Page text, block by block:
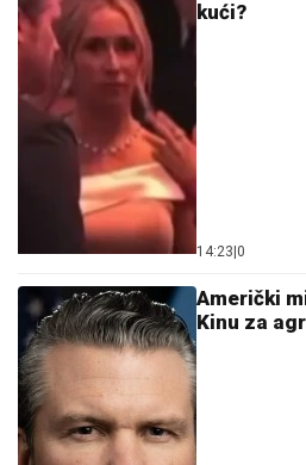
kući?
14:23 0
Američki
Kinu za